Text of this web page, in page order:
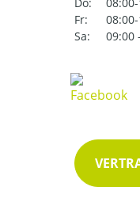
Do:
Fr:
Sa:
09:00